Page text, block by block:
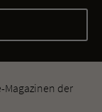
Magazinen der